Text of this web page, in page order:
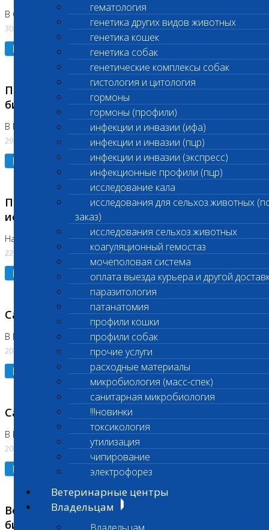
гематология
генетика других видов животных
генетика кошек
генетика собак
генетические комплексы собак
гистология и цитология
гормоны
гормоны (профили)
инфекции и инвазии (ифа)
инфекции и инвазии (пцр)
инфекции и инвазии (экспресс)
инфекционные профили (пцр)
исследование кала
исследования для сельхоз.животных
заказ)
исследования сельхоз.животных
коагуляционный гемостаз
мочеполовая система
оплата выезда курьера и другой
паразитология
патанатомия
профили кошки
профили собак
прочие услуги
расходные материалы
микробиология (масс-спек)
санитарная микробиология
!!!новинки
токсикология
утилизация
чипирование
электрофорез
Ветеринарные центры
Владельцам
В Сколково. Код (123,309,310)
30.07.2026
Подробнее
Приостановлено выполнение срочных
биохимических исследований
В Бутово 29.07.26
29.07.2026
Подробнее
Приостановлено выполнение биохимических
исследований
На Нагорной. Код ( 123,310,309)
22.07.2026
Подробнее
Санитарные дни
В Коломне 24.07.2026 и 28.07.2026
20.07.2026
Подробнее
Санитарный день
В Бутово 21.07.2026
20.07.2026
Подробнее
Возобновлено выполнение срочных
биохимических исследований